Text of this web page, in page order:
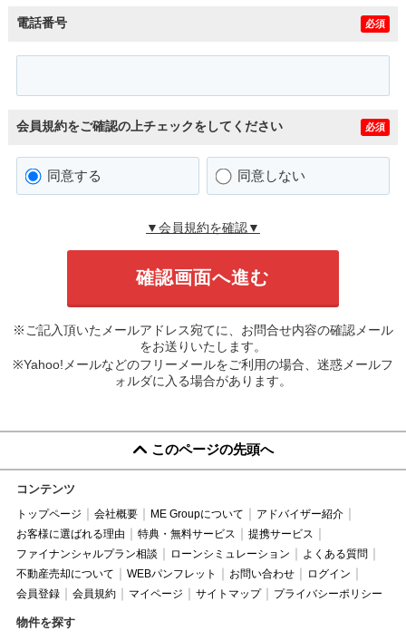
電話番号 必須
会員規約をご確認の上チェックをしてください 必須
同意する 同意しない
▼会員規約を確認▼
※ご記入頂いたメールアドレス宛てに、お問合せ内容の確認メール
をお送りいたします。
※Yahoo!メールなどのフリーメールをご利用の場合、迷惑メールフ
ォルダに入る場合があります。
このページの先頭へ
コンテンツ
トップページ 会社概要 ME Groupについて
アドバイザー紹介
お客様に選ばれる理由
特典・無料サービス
提携サービス
ファイナンシャルプラン相談
ローンシミュレーション
よくある質問
不動産売却について
WEBパンフレット お問い合わせ
ログイン
会員登録
会員規約 マイページ サイトマップ プライバシーポリシー
物件を探す